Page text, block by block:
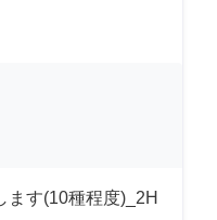
ます(10種程度)_2H